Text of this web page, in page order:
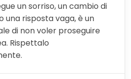
un sorriso, un cambio di
una risposta vaga, è un
di non voler proseguire
Rispettalo